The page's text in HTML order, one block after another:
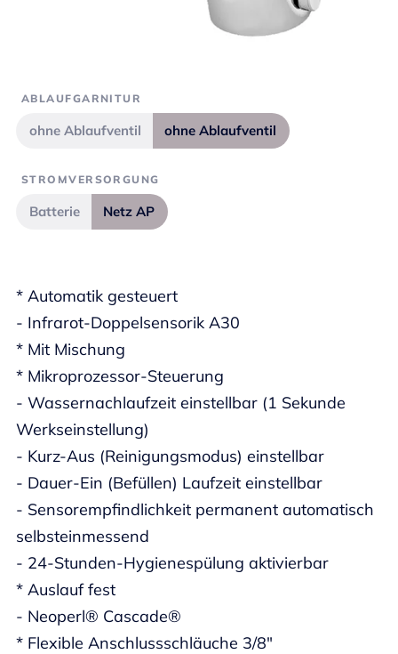
* Automatik gesteuert
- Infrarot-Doppelsensorik A30
* Mit Mischung
* Mikroprozessor-Steuerung
- Wassernachlaufzeit einstellbar (1 Sekunde
Werkseinstellung)
- Kurz-Aus (Reinigungsmodus) einstellbar
- Dauer-Ein (Befüllen) Laufzeit einstellbar
- Sensorempfindlichkeit permanent automatisch
selbsteinmessend
- 24-Stunden-Hygienespülung aktivierbar
* Auslauf fest
- Neoperl® Cascade®
* Flexible Anschlussschläuche 3/8"
ABLAUFGARNITUR
ohne Ablaufventil ohne Ablaufventil
STROMVERSORGUNG
Batterie Netz AP